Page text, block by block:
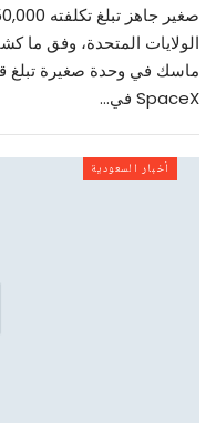
الولايات المتحدة، وفق ما
SpaceX في…
أخبار السعودية